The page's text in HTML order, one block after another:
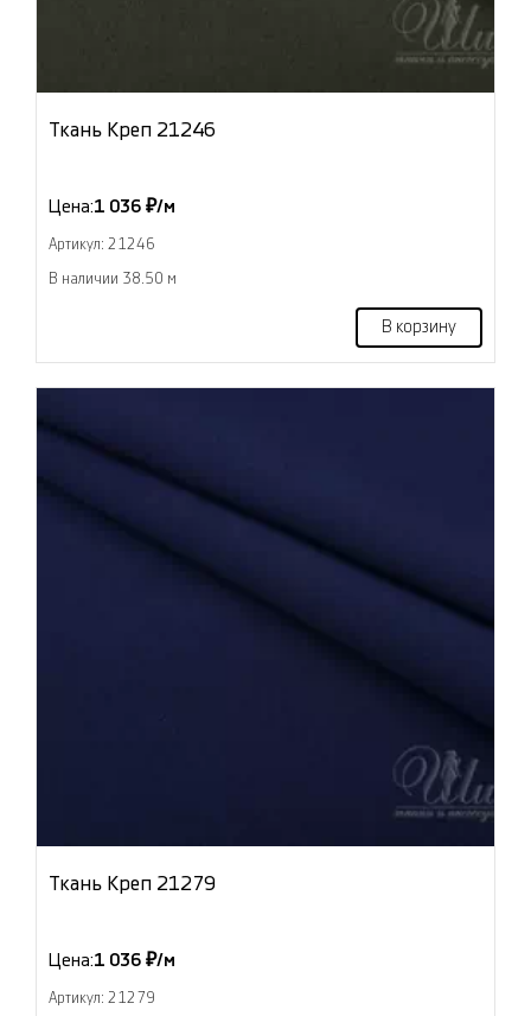
Ткань Креп 21246
Цена:1 036 ₽/м
Артикул: 21246
В наличии 38.50 м
В корзину
Ткань Креп 21279
Цена:1 036 ₽/м
Артикул: 21279